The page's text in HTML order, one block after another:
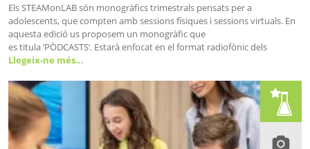
Els STEAMonLAB són monogràfics trimestrals pensats per a
adolescents, que compten amb sessions físiques i sessions virtuals. En
aquesta edició us proposem un monogràfic que
es titula ‘PÒDCASTS‘. Estarà enfocat en el format radiofònic dels
Llegeix-ne més…